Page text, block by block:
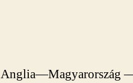
Anglia—Magyarország —